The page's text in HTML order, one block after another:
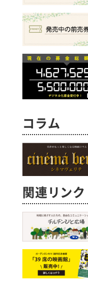
コラム
関連リンク